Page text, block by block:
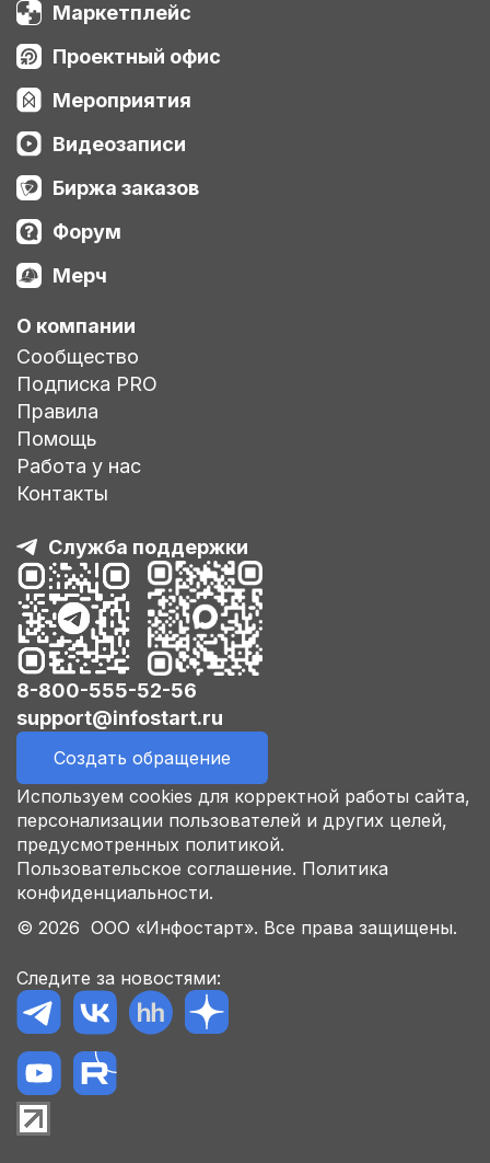
Маркетплейс
Проектный офис
Мероприятия
Видеозаписи
Биржа заказов
Форум
Мерч
О компании
Сообщество
Подписка PRO
Правила
Помощь
Работа у нас
Контакты
Служба поддержки
8-800-555-52-56
support@infostart.ru
Создать обращение
Используем cookies для корректной работы сайта,
персонализации пользователей и других целей,
предусмотренных политикой.
Пользовательское соглашение. Политика
конфиденциальности.
© 2026 ООО «Инфостарт». Все права защищены.
Следите за новостями: